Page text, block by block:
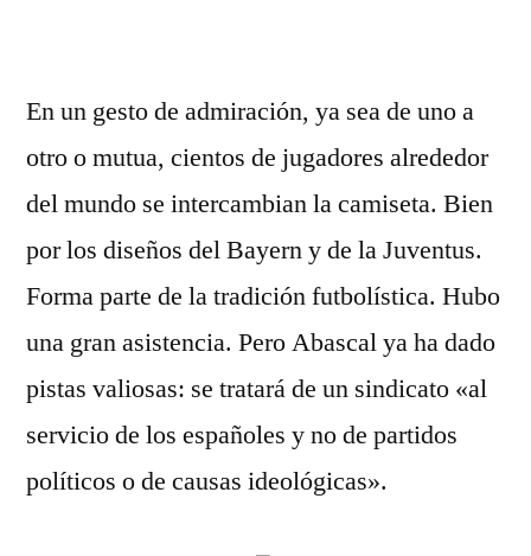
En un gesto de admiración, ya sea de uno a
otro o mutua, cientos de jugadores alrededor
del mundo se intercambian la camiseta. Bien
por los diseños del Bayern y de la Juventus.
Forma parte de la tradición futbolística. Hubo
una gran asistencia. Pero Abascal ya ha dado
pistas valiosas: se tratará de un sindicato «al
servicio de los españoles y no de partidos
políticos o de causas ideológicas».